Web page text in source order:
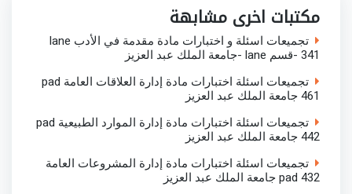
p
p n
مكتبات اخرى مشابهة
تجميعات اسئلة و اختبارات مادة مقدمة في الأدب lane
341 -قسم lane -جامعة الملك عبد العزيز
تجميعات اسئلة اختبارات مادة إدارة العلاقات العامة pad
461 جامعة الملك عبد العزيز
تجميعات اسئلة اختبارات مادة إدارة الموارد الطبيعية pad
442 جامعة الملك عبد العزيز
تجميعات اسئلة اختبارات مادة إدارة المشروعات العامة
pad 432 جامعة الملك عبد العزيز